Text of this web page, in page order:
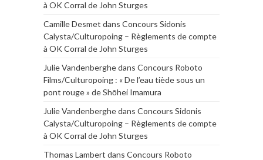
à OK Corral de John Sturges
Camille Desmet dans Concours Sidonis
Calysta/Culturopoing – Règlements de compte
à OK Corral de John Sturges
Julie Vandenberghedans Concours Roboto
Films/Culturopoing : « De l’eau tiède sous un
pont rouge » de Shōhei Imamura
Julie Vandenberghedans Concours Sidonis
Calysta/Culturopoing – Règlements de compte
à OK Corral de John Sturges
Thomas Lambert dans Concours Roboto